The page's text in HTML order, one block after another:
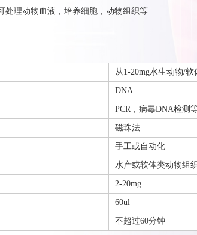
处理动物血液，培养细胞，动物组织等
从1-20mg水生动物/
DNA
PCR，病毒DNA检测
磁珠法
手工或自动化
水产或软体类动物组
2-20mg
60ul
不超过60分钟